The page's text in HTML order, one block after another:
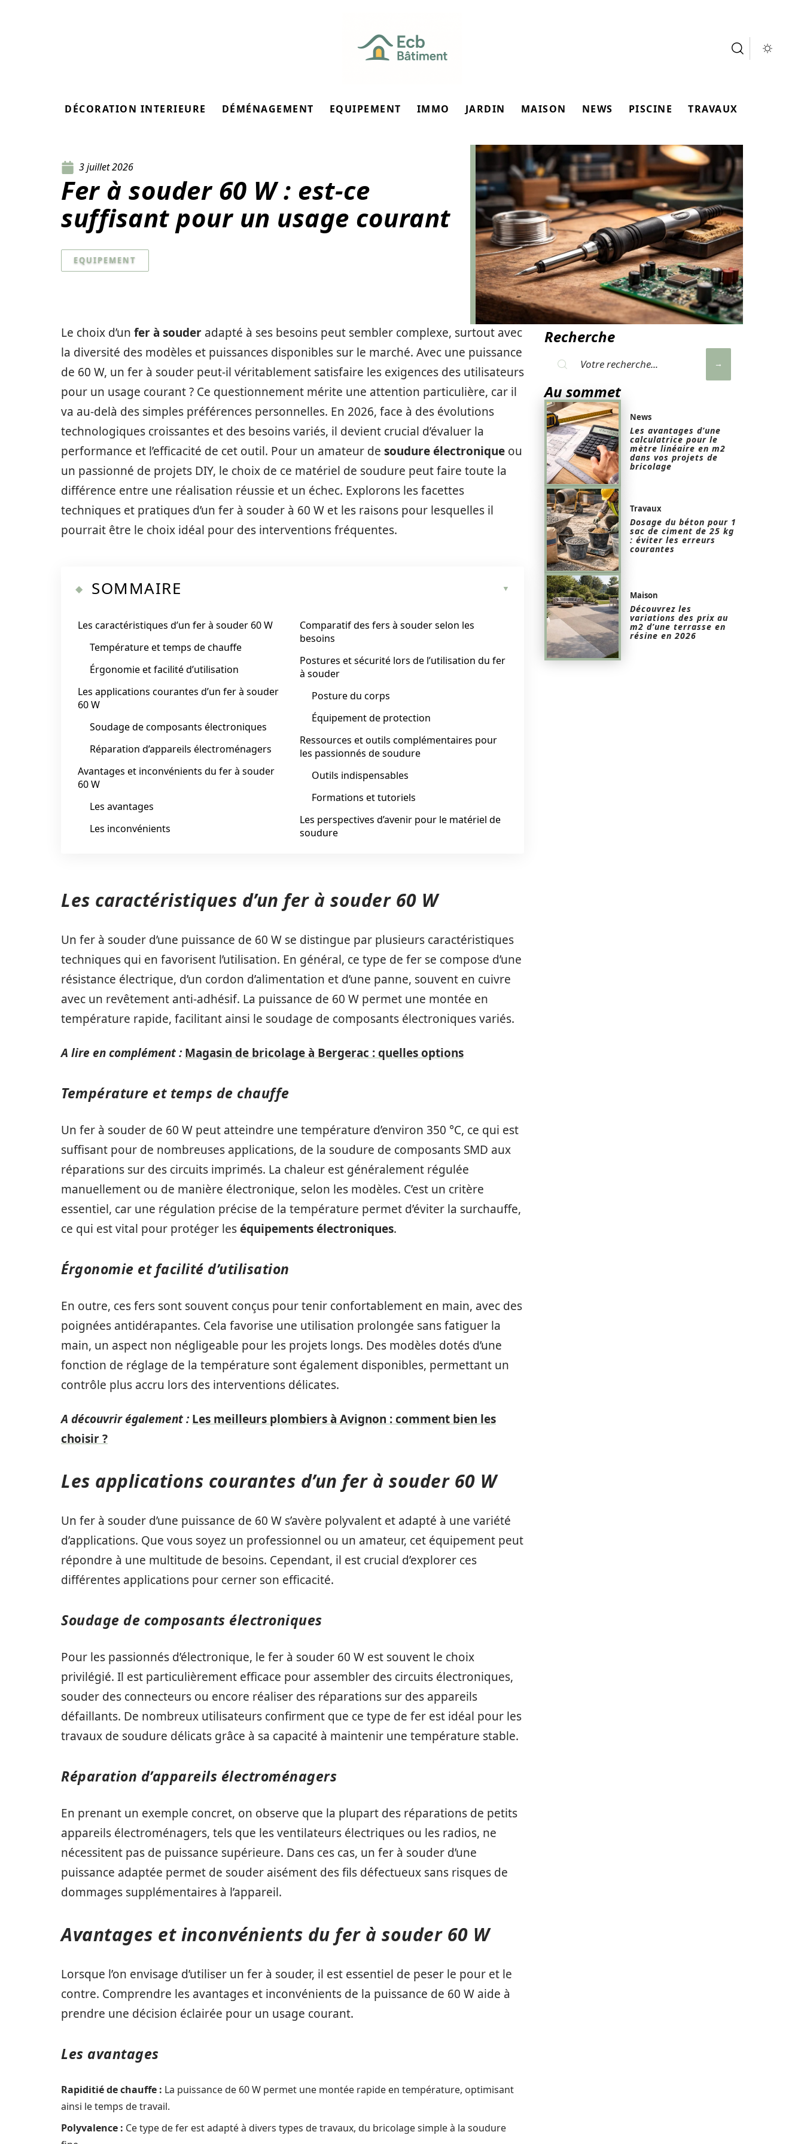
DÉCORATION INTERIEURE DÉMÉNAGEMENT EQUIPEMENT IMMO JARDIN MAISON NEWS PISCINE TRAVAUX
3 juillet 2026
Fer à souder 60 W : est-ce
suffisant pour un usage courant
EQUIPEMENT
Le choix d’un fer à souder adapté à ses besoins peut sembler complexe, surtout avec
la diversité des modèles et puissances disponibles sur le marché. Avec une puissance
de 60 W, un fer à souder peut-il véritablement satisfaire les exigences des utilisateurs
pour un usage courant ? Ce questionnement mérite une attention particulière, car il
va au-delà des simples préférences personnelles. En 2026, face à des évolutions
technologiques croissantes et des besoins variés, il devient crucial d’évaluer la
performance et l’efficacité de cet outil. Pour un amateur de soudure électronique ou
un passionné de projets DIY, le choix de ce matériel de soudure peut faire toute la
différence entre une réalisation réussie et un échec. Explorons les facettes
techniques et pratiques d’un fer à souder à 60 W et les raisons pour lesquelles il
pourrait être le choix idéal pour des interventions fréquentes.
SOMMAIRE
Les caractéristiques d’un fer à souder 60 W
Température et temps de chauffe
Érgonomie et facilité d’utilisation
Les applications courantes d’un fer à souder
60 W
Soudage de composants électroniques
Réparation d’appareils électroménagers
Avantages et inconvénients du fer à souder
60 W
Les avantages
Les inconvénients
Comparatif des fers à souder selon les
besoins
Postures et sécurité lors de l’utilisation du fer
à souder
Posture du corps
Équipement de protection
Ressources et outils complémentaires pour
les passionnés de soudure
Outils indispensables
Formations et tutoriels
Les perspectives d’avenir pour le matériel de
soudure
Les caractéristiques d’un fer à souder 60 W
Un fer à souder d’une puissance de 60 W se distingue par plusieurs caractéristiques
techniques qui en favorisent l’utilisation. En général, ce type de fer se compose d’une
résistance électrique, d’un cordon d’alimentation et d’une panne, souvent en cuivre
avec un revêtement anti-adhésif. La puissance de 60 W permet une montée en
température rapide, facilitant ainsi le soudage de composants électroniques variés.
A lire en complément : Magasin de bricolage à Bergerac : quelles options
Température et temps de chauffe
Un fer à souder de 60 W peut atteindre une température d’environ 350 °C, ce qui est
suffisant pour de nombreuses applications, de la soudure de composants SMD aux
réparations sur des circuits imprimés. La chaleur est généralement régulée
manuellement ou de manière électronique, selon les modèles. C’est un critère
essentiel, car une régulation précise de la température permet d’éviter la surchauffe,
ce qui est vital pour protéger leséquipements électroniques.
Érgonomie et facilité d’utilisation
En outre, ces fers sont souvent conçus pour tenir confortablement en main, avec des
poignées antidérapantes. Cela favorise une utilisation prolongée sans fatiguer la
main, un aspect non négligeable pour les projets longs. Des modèles dotés d’une
fonction de réglage de la température sont également disponibles, permettant un
contrôle plus accru lors des interventions délicates.
A découvrir également : Les meilleurs plombiers à Avignon : comment bien les
choisir ?
Les applications courantes d’un fer à souder 60 W
Un fer à souder d’une puissance de 60 W s’avère polyvalent et adapté à une variété
d’applications. Que vous soyez un professionnel ou un amateur, cet équipement peut
répondre à une multitude de besoins. Cependant, il est crucial d’explorer ces
différentes applications pour cerner son efficacité.
Soudage de composants électroniques
Pour les passionnés d’électronique, le fer à souder 60 W est souvent le choix
privilégié. Il est particulièrement efficace pour assembler des circuits électroniques,
souder des connecteurs ou encore réaliser des réparations sur des appareils
défaillants. De nombreux utilisateurs confirment que ce type de fer est idéal pour les
travaux de soudure délicats grâce à sa capacité à maintenir une température stable.
Réparation d’appareils électroménagers
En prenant un exemple concret, on observe que la plupart des réparations de petits
appareils électroménagers, tels que les ventilateurs électriques ou les radios, ne
nécessitent pas de puissance supérieure. Dans ces cas, un fer à souder d’une
puissance adaptée permet de souder aisément des fils défectueux sans risques de
dommages supplémentaires à l’appareil.
Avantages et inconvénients du fer à souder 60 W
Lorsque l’on envisage d’utiliser un fer à souder, il est essentiel de peser le pour et le
contre. Comprendre les avantages et inconvénients de la puissance de 60 W aide à
prendre une décision éclairée pour un usage courant.
Les avantages
Rapiditié de chauffe : La puissance de 60 W permet une montée rapide en température, optimisant
ainsi le temps de travail.
Polyvalence : Ce type de fer est adapté à divers types de travaux, du bricolage simple à la soudure
Recherche
Au sommet
News
Les avantages d’une
calculatrice pour le
mètre linéaire en m2
dans vos projets de
bricolage
Travaux
Dosage du béton pour 1
sac de ciment de 25 kg
: éviter les erreurs
courantes
Maison
Découvrez les
variations des prix au
m2 d’une terrasse en
résine en 2026